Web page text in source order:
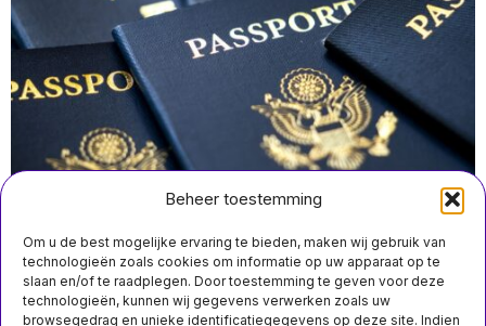
Beheer toestemming
Om u de best mogelijke ervaring te bieden, maken wij gebruik van
technologieën zoals cookies om informatie op uw apparaat op te
slaan en/of te raadplegen. Door toestemming te geven voor deze
technologieën, kunnen wij gegevens verwerken zoals uw
browsegedrag en unieke identificatiegegevens op deze site. Indien
mei 17 11:29